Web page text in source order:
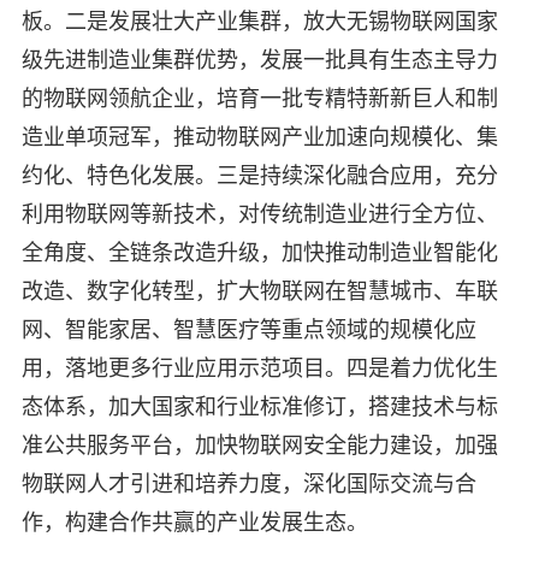
板。二是发展壮大产业集群，放大无锡物联网国家
级先进制造业集群优势，发展一批具有生态主导力
的物联网领航企业，培育一批专精特新新巨人和制
造业单项冠军，推动物联网产业加速向规模化、集
约化、特色化发展。三是持续深化融合应用，充分
利用物联网等新技术，对传统制造业进行全方位、
全角度、全链条改造升级，加快推动制造业智能化
改造、数字化转型，扩大物联网在智慧城市、车联
网、智能家居、智慧医疗等重点领域的规模化应
用，落地更多行业应用示范项目。四是着力优化生
态体系，加大国家和行业标准修订，搭建技术与标
准公共服务平台，加快物联网安全能力建设，加强
物联网人才引进和培养力度，深化国际交流与合
作，构建合作共赢的产业发展生态。